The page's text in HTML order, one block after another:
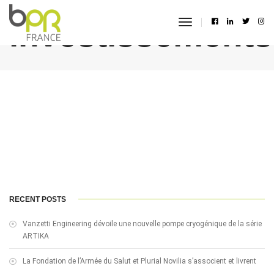
toggle
investissements
RECENT POSTS
Vanzetti Engineering dévoile une nouvelle pompe cryogénique de la série
ARTIKA
La Fondation de l’Armée du Salut et Plurial Novilia s’associent et livrent